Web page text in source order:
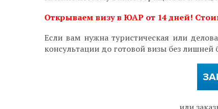
Открываем визу в ЮАР от 14 дней!
Если вам нужна туристическая или
консультации до готовой визы без